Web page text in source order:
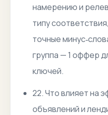
намерению и
типу
точные
группа — 1 оффер
ключей.
22. Что влияет на
объявлений и